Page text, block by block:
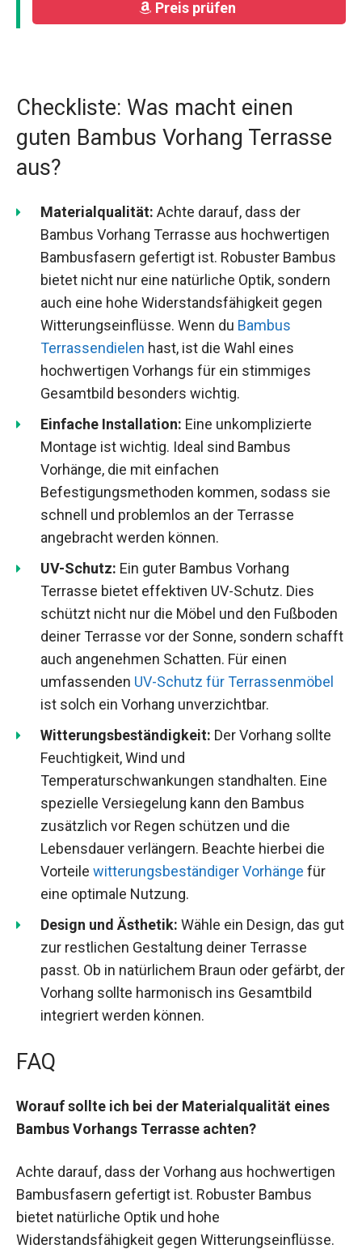
Preis prüfen
Checkliste: Was macht einen
guten Bambus Vorhang Terrasse
aus?
Materialqualität: Achte darauf, dass der
Bambus Vorhang Terrasse aus hochwertigen
Bambusfasern gefertigt ist. Robuster Bambus
bietet nicht nur eine natürliche Optik, sondern
auch eine hohe Widerstandsfähigkeit gegen
Witterungseinflüsse. Wenn du Bambus
Terrassendielen hast, ist die Wahl eines
hochwertigen Vorhangs für ein stimmiges
Gesamtbild besonders wichtig.
Einfache Installation: Eine unkomplizierte
Montage ist wichtig. Ideal sind Bambus
Vorhänge, die mit einfachen
Befestigungsmethoden kommen, sodass sie
schnell und problemlos an der Terrasse
angebracht werden können.
UV-Schutz: Ein guter Bambus Vorhang
Terrasse bietet effektiven UV-Schutz. Dies
schützt nicht nur die Möbel und den Fußboden
deiner Terrasse vor der Sonne, sondern schafft
auch angenehmen Schatten. Für einen
umfassenden UV-Schutz für Terrassenmöbel
ist solch ein Vorhang unverzichtbar.
Witterungsbeständigkeit: Der Vorhang sollte
Feuchtigkeit, Wind und
Temperaturschwankungen standhalten. Eine
spezielle Versiegelung kann den Bambus
zusätzlich vor Regen schützen und die
Lebensdauer verlängern. Beachte hierbei die
Vorteile witterungsbeständiger Vorhänge für
eine optimale Nutzung.
Design und Ästhetik: Wähle ein Design, das gut
zur restlichen Gestaltung deiner Terrasse
passt. Ob in natürlichem Braun oder gefärbt, der
Vorhang sollte harmonisch ins Gesamtbild
integriert werden können.
FAQ
Worauf sollte ich bei der Materialqualität eines
Bambus Vorhangs Terrasse achten?
Achte darauf, dass der Vorhang aus hochwertigen
Bambusfasern gefertigt ist. Robuster Bambus
bietet natürliche Optik und hohe
Widerstandsfähigkeit gegen Witterungseinflüsse.